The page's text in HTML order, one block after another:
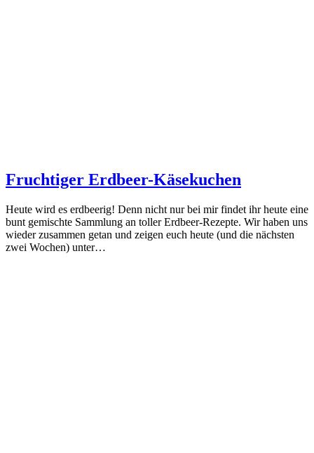
Fruchtiger Erdbeer-Käsekuchen
Heute wird es erdbeerig! Denn nicht nur bei mir findet ihr heute eine
bunt gemischte Sammlung an toller Erdbeer-Rezepte. Wir haben uns
wieder zusammen getan und zeigen euch heute (und die nächsten
zwei Wochen) unter…